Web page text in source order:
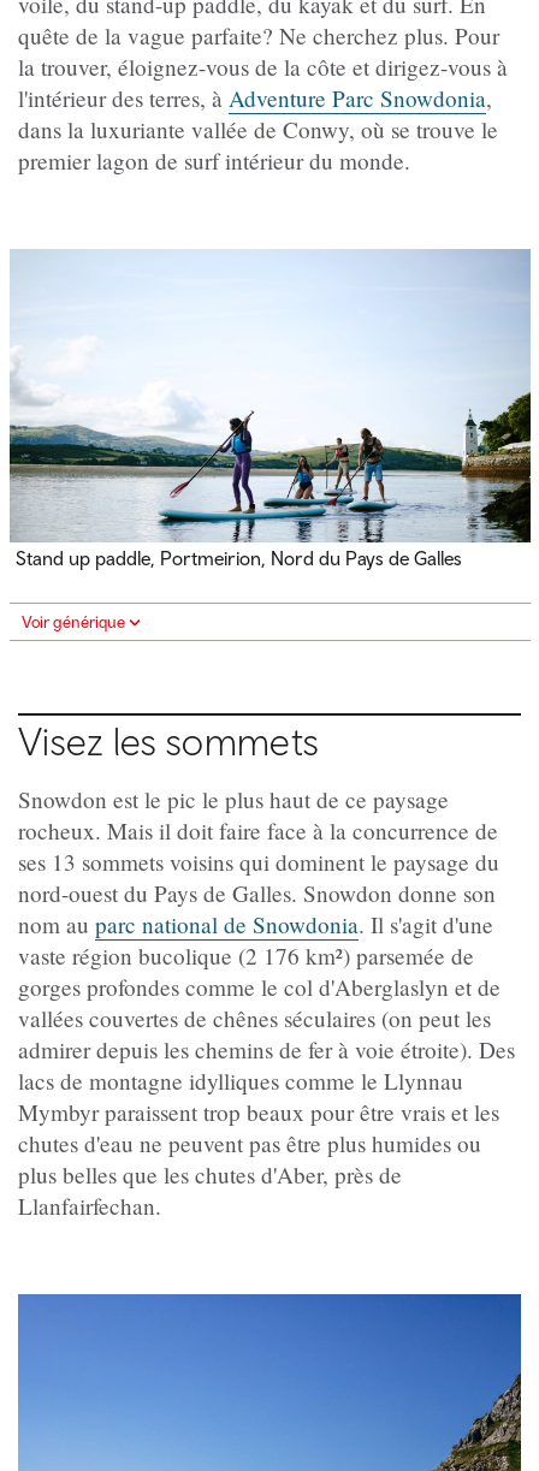
quête de la vague parfaite? Ne cherchez plus. Pour
la trouver, éloignez-vous de la côte et dirigez-vous à
l'intérieur des terres, à Adventure Parc Snowdonia,
dans la luxuriante vallée de Conwy, où se trouve le
premier lagon de surf intérieur du monde.
Stand up paddle, Portmeirion, Nord du Pays de Galles
Voir générique
Visez les sommets
Snowdon est le pic le plus haut de ce paysage
rocheux. Mais il doit faire face à la concurrence de
ses 13 sommets voisins qui dominent le paysage du
nord-ouest du Pays de Galles. Snowdon donne son
nom au parc national de Snowdonia. Il s'agit d'une
vaste région bucolique (2 176 km²) parsemée de
gorges profondes comme le col d'Aberglaslyn et de
vallées couvertes de chênes séculaires (on peut les
admirer depuis les chemins de fer à voie étroite). Des
lacs de montagne idylliques comme le Llynnau
Mymbyr paraissent trop beaux pour être vrais et les
chutes d'eau ne peuvent pas être plus humides ou
plus belles que les chutes d'Aber, près de
Llanfairfechan.